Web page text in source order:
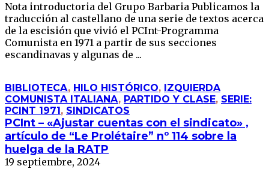
Nota introductoria del Grupo Barbaria Publicamos la
traducción al castellano de una serie de textos acerca
de la escisión que vivió el PCInt-Programma
Comunista en 1971 a partir de sus secciones
escandinavas y algunas de ...
BIBLIOTECA, HILO HISTÓRICO, IZQUIERDA
COMUNISTA ITALIANA, PARTIDO Y CLASE, SERIE:
PCINT 1971 , SINDICATOS
PCInt – «Ajustar cuentas con el sindicato» ,
artículo de “Le Prolétaire” nº 114 sobre la
huelga de la RATP
19 septiembre, 2024